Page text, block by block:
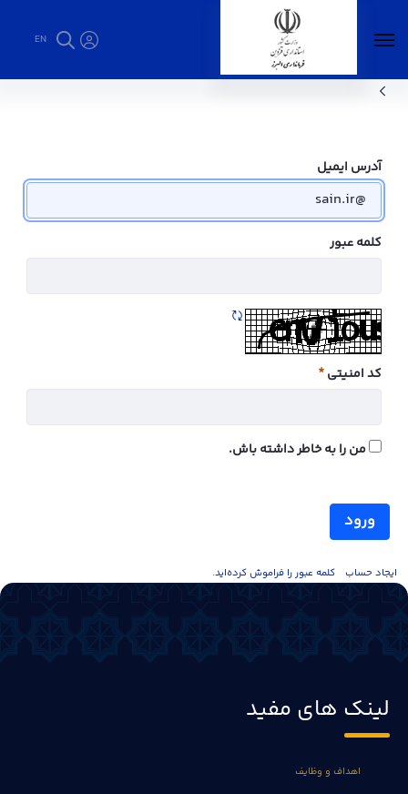
EN
صفحه نمایش خبر - فرمانداری البرز
آدرس ایمیل
کلمه عبور
کد امنیتی
ضروری
من را به خاطر داشته باش.
ورود
ايجاد حساب کلمه عبور را فراموش کرده‌اید.
لینک های مفید
اهداف و وظایف